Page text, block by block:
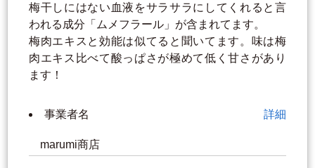
梅干しにはない血液をサラサラにしてくれると言
われる成分「ムメフラール」が含まれてます。
梅肉エキスと効能は似てると聞いてます。味は梅
肉エキス比べて酸っぱさが極めて低く甘さがあり
ます！
事業者名 詳細
marumi商店